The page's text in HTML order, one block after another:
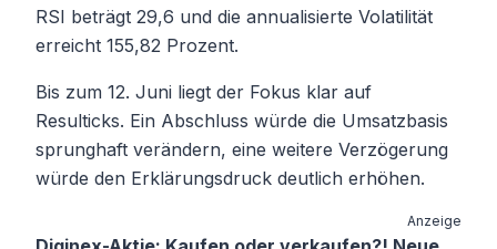
RSI beträgt 29,6 und die annualisierte Volatilität
erreicht 155,82 Prozent.
Bis zum 12. Juni liegt der Fokus klar auf
Resulticks. Ein Abschluss würde die Umsatzbasis
sprunghaft verändern, eine weitere Verzögerung
würde den Erklärungsdruck deutlich erhöhen.
Anzeige